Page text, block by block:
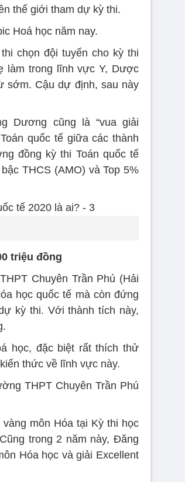
thế giới tham dự kỳ thi.
Hoá học năm nay.
chọn đội tuyển cho kỳ thi
làm trong lĩnh vực Y, Dược
sớm. Cậu dự định, sau này
Dương cũng là “vua giải
quốc tế giữa các thành
đồng kỳ thi Toán quốc tế
THCS (AMO) và Top 5%
triệu đồng
Chuyên Trần Phú (Hải
học quốc tế mà còn đứng
kỳ thi. Với thành tích này,
học, đặc biệt rất thích thử
thức về lĩnh vực này.
THPT Chuyên Trần Phú
môn Hóa tại Kỳ thi học
trong 2 năm này, Đăng
Hóa học và giải Excellent